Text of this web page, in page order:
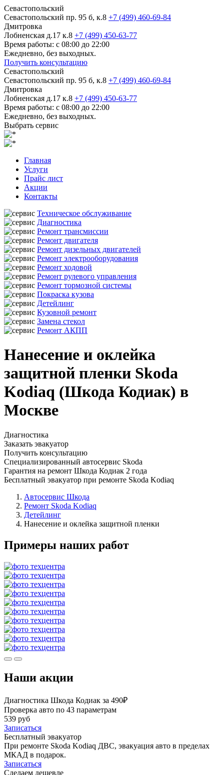
Севастопольский
Севастопольский пр. 95 б, к.8 +7 (499) 460-69-84
Дмитровка
Лобненская д.17 к.8 +7 (499) 450-63-77
Время работы: с 08:00 до 22:00
Ежедневно, без выходных.
Получить консультацию
Севастопольский
Севастопольский пр. 95 б, к.8 +7 (499) 460-69-84
Дмитровка
Лобненская д.17 к.8 +7 (499) 450-63-77
Время работы: с 08:00 до 22:00
Ежедневно, без выходных.
Выбрать сервис
Главная
Услуги
Прайс лист
Акции
Контакты
Техническое обслуживание
Диагностика
Ремонт трансмиссии
Ремонт двигателя
Ремонт дизельных двигателей
Ремонт электрооборудования
Ремонт ходовой
Ремонт рулевого управления
Ремонт тормозной системы
Покраска кузова
Детейлинг
Кузовной ремонт
Замена стекол
Ремонт АКПП
Нанесение и оклейка
защитной пленки Skoda
Kodiaq (Шкода Кодиак) в
Москве
Диагностика
Заказать эвакуатор
Получить консультацию
Специализированный автосервис Skoda
Гарантия на ремонт Шкода Кодиак 2 года
Бесплатный эвакуатор при ремонте Skoda Kodiaq
Автосервис Шкода
Ремонт Skoda Kodiaq
Детейлинг
Нанесение и оклейка защитной пленки
Примеры наших работ
Наши акции
Диагностика Шкода Кодиак за 490₽
Проверка авто по 43 параметрам
539 руб
Записаться
Бесплатный эвакуатор
При ремонте Skoda Kodiaq ДВС, эвакуация авто в пределах
МКАД в подарок.
Записаться
Сделаем дешевле